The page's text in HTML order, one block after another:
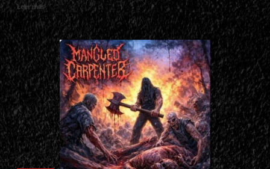
Leer másRead
more
about
<small>Metatrone:
Sangueacqua<span>
|
</span>
</small>
<div>Apretando
El
Paso</div>